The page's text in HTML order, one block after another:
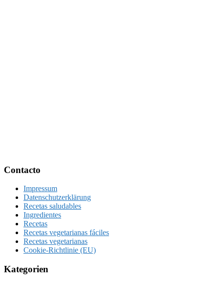
Footer
Contacto
Impressum
Datenschutzerklärung
Recetas saludables
Ingredientes
Recetas
Recetas vegetarianas fáciles
Recetas vegetarianas
Cookie-Richtlinie (EU)
Kategorien